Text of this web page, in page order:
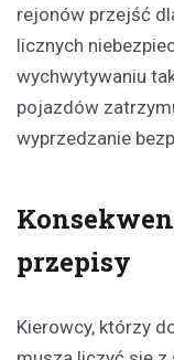
rejonów przejść
licznych
wychwytywaniu
pojazdów
wyprzedzanie
przepisy
Kierowcy, którzy